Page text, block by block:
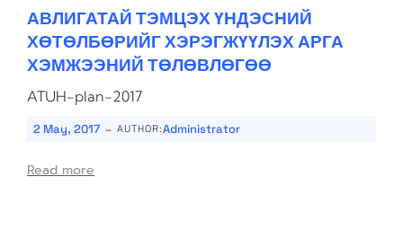
АВЛИГАТАЙ ТЭМЦЭХ ҮНДЭСНИЙ
ХӨТӨЛБӨРИЙГ ХЭРЭГЖҮҮЛЭХ АРГА
ХЭМЖЭЭНИЙ ТӨЛӨВЛӨГӨӨ
ATUH-plan-2017
2 May, 2017 - AUTHOR:Administrator
Read more